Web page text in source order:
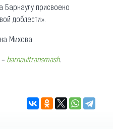
Барнаулу присвоено
доблести».
Михова.
barnaultransmash.